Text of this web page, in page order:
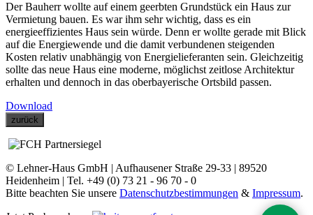
Der Bauherr wollte auf einem geerbten Grundstück ein Haus zur
Vermietung bauen. Es war ihm sehr wichtig, dass es ein
energieeffizientes Haus sein würde. Denn er wollte gerade mit Blick
auf die Energiewende und die damit verbundenen steigenden
Kosten relativ unabhängig von Energielieferanten sein. Gleichzeitig
sollte das neue Haus eine moderne, möglichst zeitlose Architektur
erhalten und dennoch in das oberbayerische Ortsbild passen.
Download
zurück
© Lehner-Haus GmbH | Aufhausener Straße 29-33 | 89520
Heidenheim | Tel. +49 (0) 73 21 - 96 70 - 0
Bitte beachten Sie unsere Datenschutzbestimmungen & Impressum.